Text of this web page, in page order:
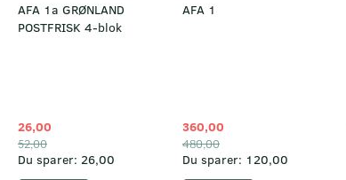
AFA 1a GRØNLAND
POSTFRISK 4-blok
26,00
52,00
Du sparer: 26,00
AFA 1
360,00
480,00
Du sparer: 120,00